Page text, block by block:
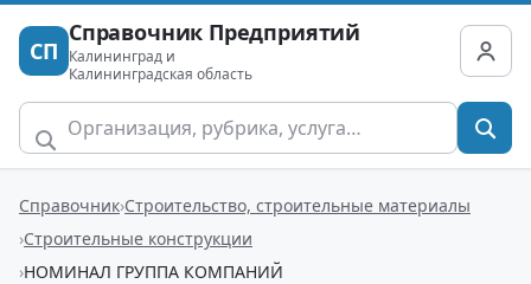
СП
Справочник Предприятий
Калининград и
Калининградская область
Справочник Строительство, строительные материалы
Строительные конструкции
НОМИНАЛ ГРУППА КОМПАНИЙ